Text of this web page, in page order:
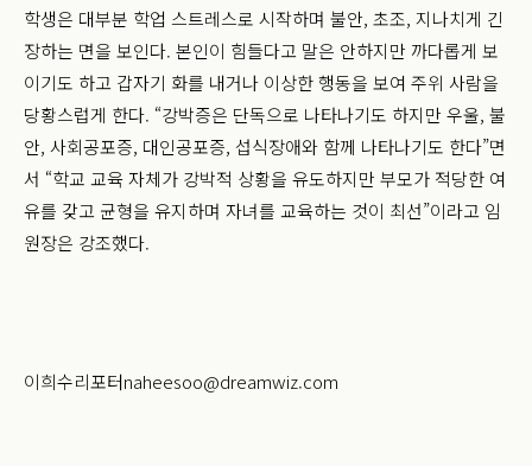
학생은 대부분 학업 스트레스로 시작하며 불안, 초조, 지나치게 긴
장하는 면을 보인다. 본인이 힘들다고 말은 안하지만 까다롭게 보
이기도 하고 갑자기 화를 내거나 이상한 행동을 보여 주위 사람을
당황스럽게 한다. “강박증은 단독으로 나타나기도 하지만 우울, 불
안, 사회공포증, 대인공포증, 섭식장애와 함께 나타나기도 한다”면
서 “학교 교육 자체가 강박적 상황을 유도하지만 부모가 적당한 여
유를 갖고 균형을 유지하며 자녀를 교육하는 것이 최선”이라고 임
원장은 강조했다.
이희수리포터naheesoo@dreamwiz.com